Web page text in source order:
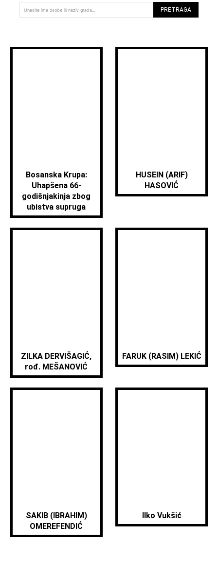
Unesite ime osobe ili naziv grada... PRETRAGA
Bosanska Krupa:
Uhapšena 66-
godišnjakinja zbog
ubistva supruga
HUSEIN (ARIF)
HASOVIĆ
ZILKA DERVIŠAGIĆ,
rođ. MEŠANOVIĆ
FARUK (RASIM) LEKIĆ
SAKIB (IBRAHIM)
OMEREFENDIĆ
Ilko Vukšić